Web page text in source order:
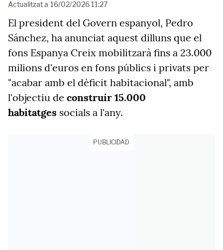
Actualitzat a 16/02/2026 11:27
El president del Govern espanyol, Pedro
Sánchez, ha anunciat aquest dilluns que el
fons Espanya Creix mobilitzarà fins a 23.000
milions d'euros en fons públics i privats per
"acabar amb el dèficit habitacional", amb
l'objectiu de construir 15.000
habitatges socials a l'any.
PUBLICIDAD